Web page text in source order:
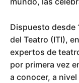
Dispuesto desde
del Teatro (ITI),
expertos de
por primera vez
a conocer, a